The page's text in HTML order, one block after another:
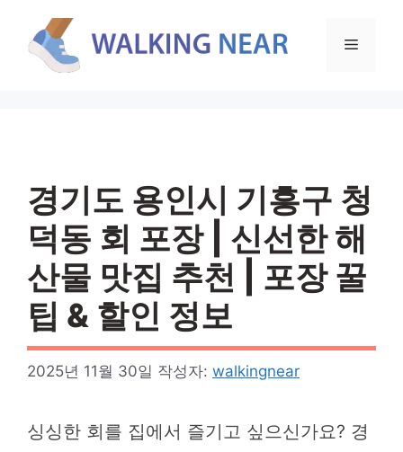
메
경기도 용인시 기흥구 청
덕동 회 포장 | 신선한 해
산물 맛집 추천 | 포장 꿀
팁 & 할인 정보
2025년 11월 30일 작성자: walkingnear
싱싱한 회를 집에서 즐기고 싶으신가요? 경